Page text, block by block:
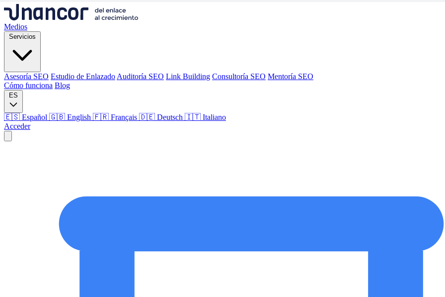
Medios
Servicios
Asesoría SEO Estudio de Enlazado Auditoría SEO Link Building Consultoría SEO Mentoría SEO
Cómo funciona Blog
ES
🇪🇸 Español 🇬🇧 English 🇫🇷 Français 🇩🇪 Deutsch 🇮🇹 Italiano
Acceder
Estudio de EnlazadoAuditoría SEO Link Building Consultoría SEO Mentoría SEO
Blog
🇬🇧 EN🇫🇷 FR